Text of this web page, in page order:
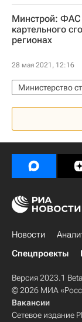
Фонд ЖКХ
Строительство
Минстрой: ФАС
картельного
регионах
28 мая 2021, 12:16
Девелоперы
Новости
Спецпроекты
Версия 2023.1 Beta
© 2026 МИА
Вакансии
Сетевое издание